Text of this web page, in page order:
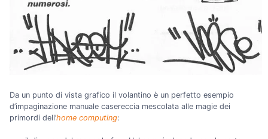
Da un punto di vista grafico il volantino è un perfetto esempio
d’impaginazione manuale casereccia mescolata alle magie dei
primordi dell’home computing: